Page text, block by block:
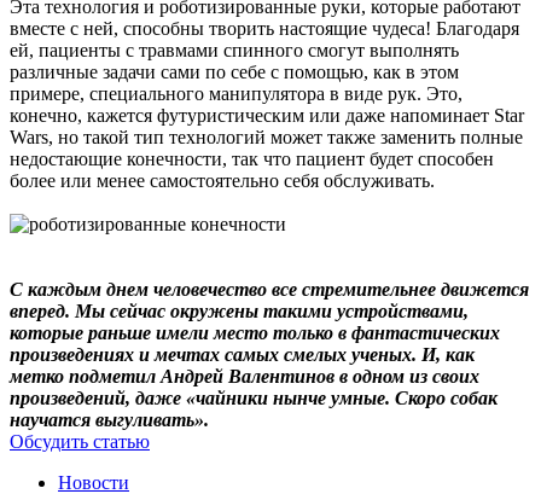
Эта технология и роботизированные руки, которые работают
вместе с ней, способны творить настоящие чудеса! Благодаря
ей, пациенты с травмами спинного смогут выполнять
различные задачи сами по себе с помощью, как в этом
примере, специального манипулятора в виде рук. Это,
конечно, кажется футуристическим или даже напоминает Star
Wars, но такой тип технологий может также заменить полные
недостающие конечности, так что пациент будет способен
более или менее самостоятельно себя обслуживать.
С каждым днем человечество все стремительнее движется
вперед. Мы сейчас окружены такими устройствами,
которые раньше имели место только в фантастических
произведениях и мечтах самых смелых ученых. И, как
метко подметил Андрей Валентинов в одном из своих
произведений, даже «чайники нынче умные. Скоро собак
научатся выгуливать».
Обсудить статью
Новости